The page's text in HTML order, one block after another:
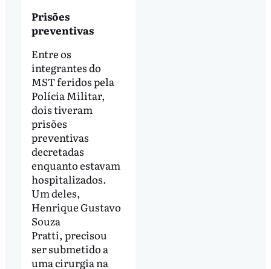
Prisões
preventivas
Entre os
integrantes do
MST feridos pela
Polícia Militar,
dois tiveram
prisões
preventivas
decretadas
enquanto estavam
hospitalizados.
Um deles,
Henrique Gustavo
Souza
Pratti, precisou
ser submetido a
uma cirurgia na